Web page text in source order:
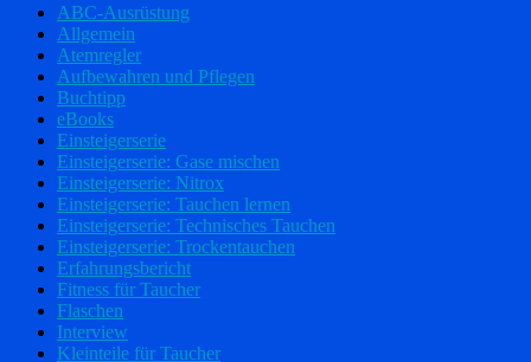
ABC-Ausrüstung
Allgemein
Atemregler
Aufbewahren und Pflegen
Buchtipp
eBooks
Einsteigerserie
Einsteigerserie: Gase mischen
Einsteigerserie: Nitrox
Einsteigerserie: Tauchen lernen
Einsteigerserie: Technisches Tauchen
Einsteigerserie: Trockentauchen
Erfahrungsbericht
Fitness für Taucher
Flaschen
Interview
Kleinteile für Taucher